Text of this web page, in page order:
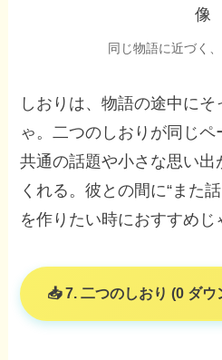
同じ物語に近づく、
しおりは、物語の途中に
ゃ。二つのしおりが同じペ
共通の話題や小さな思い出
くれる。彼との間に“また
を作りたい時におすすめ
7. 二つのしおり (0 ダウ